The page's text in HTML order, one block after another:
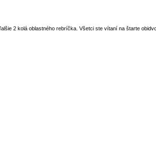
2 kolá oblastného rebríčka. Všetci ste vítaní na štarte